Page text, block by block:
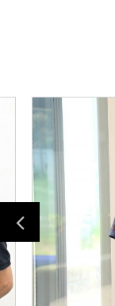
Previous